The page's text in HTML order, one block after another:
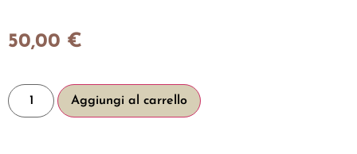
50,00 €
Aggiungi al carrello